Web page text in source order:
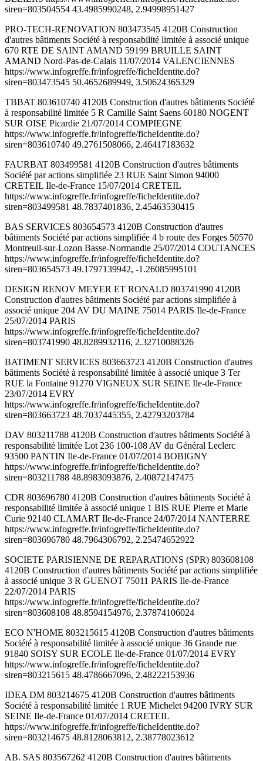
siren=803504554 43.4985990248, 2.94998951427
PRO-TECH-RENOVATION 803473545 4120B Construction
d'autres bâtiments Société à responsabilité limitée à associé unique
670 RTE DE SAINT AMAND 59199 BRUILLE SAINT
AMAND Nord-Pas-de-Calais 11/07/2014 VALENCIENNES
https://www.infogreffe.fr/infogreffe/ficheIdentite.do?
siren=803473545 50.4652689949, 3.50624365329
TBBAT 803610740 4120B Construction d'autres bâtiments Société
à responsabilité limitée 5 R Camille Saint Saens 60180 NOGENT
SUR OISE Picardie 21/07/2014 COMPIEGNE
https://www.infogreffe.fr/infogreffe/ficheIdentite.do?
siren=803610740 49.2761508066, 2.46417183632
FAURBAT 803499581 4120B Construction d'autres bâtiments
Société par actions simplifiée 23 RUE Saint Simon 94000
CRETEIL Ile-de-France 15/07/2014 CRETEIL
https://www.infogreffe.fr/infogreffe/ficheIdentite.do?
siren=803499581 48.7837401836, 2.45463530415
BAS SERVICES 803654573 4120B Construction d'autres
bâtiments Société par actions simplifiée 4 b route des Forges 50570
Montreuil-sur-Lozon Basse-Normandie 25/07/2014 COUTANCES
https://www.infogreffe.fr/infogreffe/ficheIdentite.do?
siren=803654573 49.1797139942, -1.26085995101
DESIGN RENOV MEYER ET RONALD 803741990 4120B
Construction d'autres bâtiments Société par actions simplifiée à
associé unique 204 AV DU MAINE 75014 PARIS Ile-de-France
25/07/2014 PARIS
https://www.infogreffe.fr/infogreffe/ficheIdentite.do?
siren=803741990 48.8289932116, 2.32710088326
BATIMENT SERVICES 803663723 4120B Construction d'autres
bâtiments Société à responsabilité limitée à associé unique 3 Ter
RUE la Fontaine 91270 VIGNEUX SUR SEINE Ile-de-France
23/07/2014 EVRY
https://www.infogreffe.fr/infogreffe/ficheIdentite.do?
siren=803663723 48.7037445355, 2.42793203784
DAV 803211788 4120B Construction d'autres bâtiments Société à
responsabilité limitée Lot 236 100-108 AV du Général Leclerc
93500 PANTIN Ile-de-France 01/07/2014 BOBIGNY
https://www.infogreffe.fr/infogreffe/ficheIdentite.do?
siren=803211788 48.8983093876, 2.40872147475
CDR 803696780 4120B Construction d'autres bâtiments Société à
responsabilité limitée à associé unique 1 BIS RUE Pierre et Marie
Curie 92140 CLAMART Ile-de-France 24/07/2014 NANTERRE
https://www.infogreffe.fr/infogreffe/ficheIdentite.do?
siren=803696780 48.7964306792, 2.25474652922
SOCIETE PARISIENNE DE REPARATIONS (SPR) 803608108
4120B Construction d'autres bâtiments Société par actions simplifiée
à associé unique 3 R GUENOT 75011 PARIS Ile-de-France
22/07/2014 PARIS
https://www.infogreffe.fr/infogreffe/ficheIdentite.do?
siren=803608108 48.8594154976, 2.37874106024
ECO N'HOME 803215615 4120B Construction d'autres bâtiments
Société à responsabilité limitée à associé unique 36 Grande rue
91840 SOISY SUR ECOLE Ile-de-France 01/07/2014 EVRY
https://www.infogreffe.fr/infogreffe/ficheIdentite.do?
siren=803215615 48.4786667096, 2.48222153936
IDEA DM 803214675 4120B Construction d'autres bâtiments
Société à responsabilité limitée 1 RUE Michelet 94200 IVRY SUR
SEINE Ile-de-France 01/07/2014 CRETEIL
https://www.infogreffe.fr/infogreffe/ficheIdentite.do?
siren=803214675 48.8128063812, 2.38778023612
AB. SAS 803567262 4120B Construction d'autres bâtiments